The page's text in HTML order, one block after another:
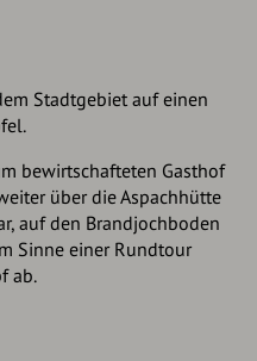
Stadtgebiet auf einen
bewirtschafteten Gasthof
über die Aspachhütte
auf den Brandjochboden
Sinne einer Rundtour
ab.